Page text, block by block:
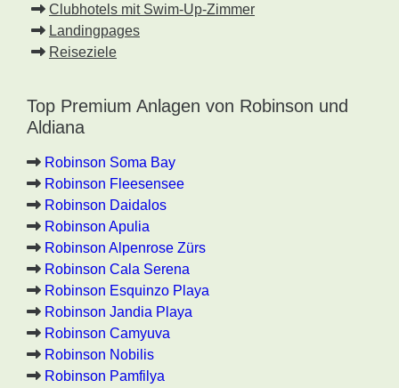
Clubhotels mit Swim-Up-Zimmer
Landingpages
Reiseziele
Top Premium Anlagen von Robinson und
Aldiana
Robinson Soma Bay
Robinson Fleesensee
Robinson Daidalos
Robinson Apulia
Robinson Alpenrose Zürs
Robinson Cala Serena
Robinson Esquinzo Playa
Robinson Jandia Playa
Robinson Camyuva
Robinson Nobilis
Robinson Pamfilya